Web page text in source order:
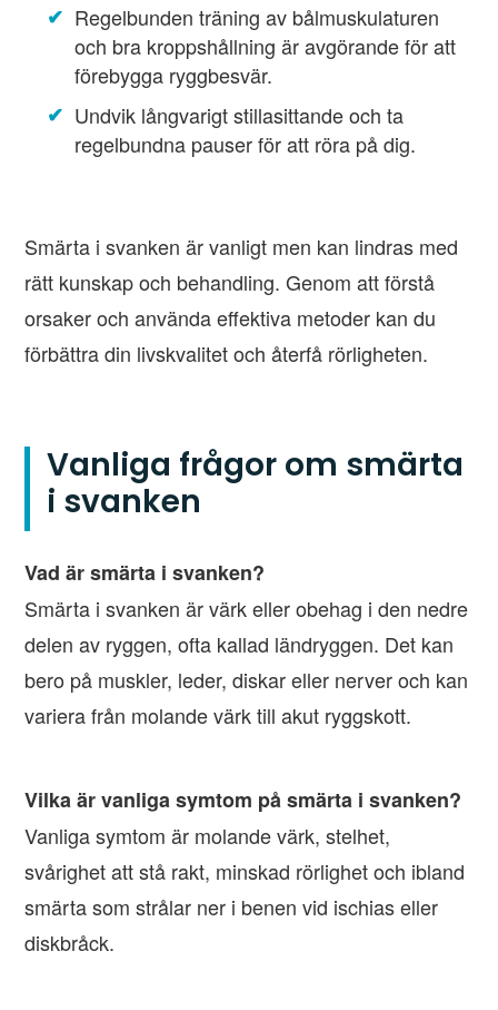
Regelbunden träning av bålmuskulaturen
och bra kroppshållning är avgörande för att
förebygga ryggbesvär.
Undvik långvarigt stillasittande och ta
regelbundna pauser för att röra på dig.
Smärta i svanken är vanligt men kan lindras med
rätt kunskap och behandling. Genom att förstå
orsaker och använda effektiva metoder kan du
förbättra din livskvalitet och återfå rörligheten.
Vanliga frågor om smärta
i svanken
Vad är smärta i svanken?
Smärta i svanken är värk eller obehag i den nedre
delen av ryggen, ofta kallad ländryggen. Det kan
bero på muskler, leder, diskar eller nerver och kan
variera från molande värk till akut ryggskott.
Vilka är vanliga symtom på smärta i svanken?
Vanliga symtom är molande värk, stelhet,
svårighet att stå rakt, minskad rörlighet och ibland
smärta som strålar ner i benen vid ischias eller
diskbråck.